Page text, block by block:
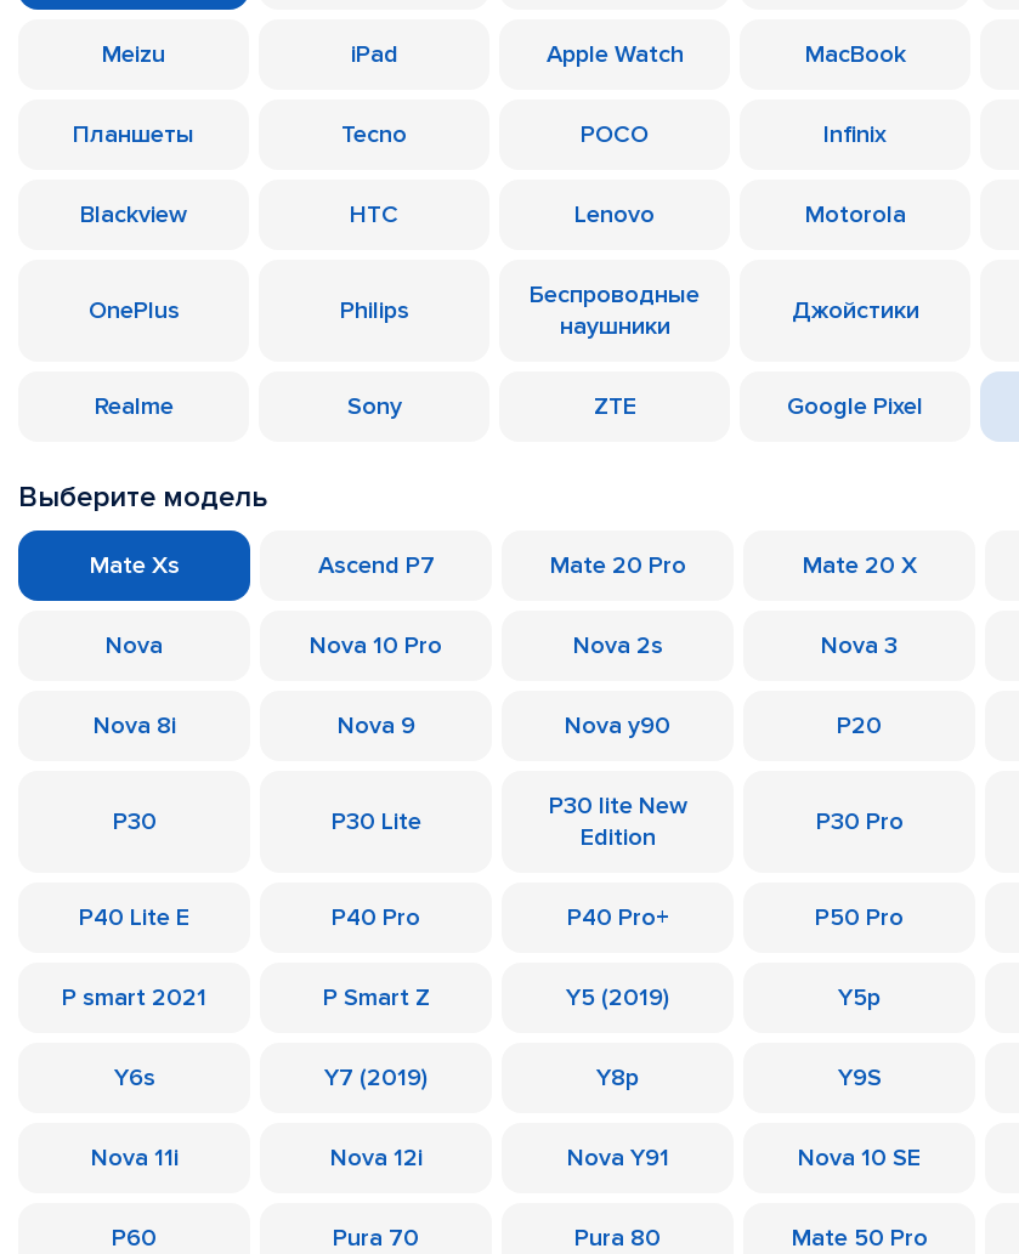
Meizu iPad Apple Watch MacBook
Планшеты Tecno POCO Infinix
Blackview HTC Lenovo Motorola
OnePlus Philips
Беспроводные
наушники
Джойстики
Realme Sony ZTE Google Pixel
Выберите модель
Mate Xs Ascend P7 Mate 20 Pro Mate 20 X
Nova Nova 10 Pro Nova 2s Nova 3
Nova 8i Nova 9 Nova y90 P20
P30 P30 Lite
P30 lite New
Edition
P30 Pro
P40 Lite E P40 Pro P40 Pro+ P50 Pro
P smart 2021 P Smart Z Y5 (2019) Y5p
Y6s Y7 (2019) Y8p Y9S
Nova 11i Nova 12i Nova Y91 Nova 10 SE
P60 Pura 70 Pura 80 Mate 50 Pro